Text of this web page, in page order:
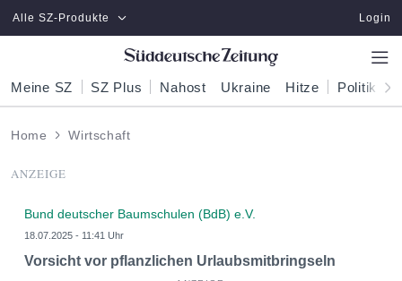
Zum Hauptinhalt springen
Alle SZ-Produkte Login
Meine SZ SZ Plus Nahost Ukraine Hitze Politik
Home Wirtschaft
ANZEIGE
Bund deutscher Baumschulen (BdB) e.V.
18.07.2025 - 11:41 Uhr
Vorsicht vor pflanzlichen Urlaubsmitbringseln